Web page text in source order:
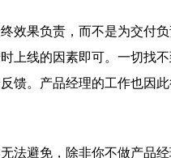
果负责，而不是为交付负
上线的因素即可。 一切找
馈。产品经理的工作也因
避免，除非你不做产品经